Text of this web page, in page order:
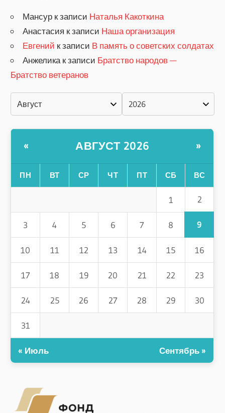
Мансур к записи Наталья Какоткина
Анастасия к записи Наша организация
Евгений к записи В память о советских солдатах
Анжелика к записи Братство народов —
Братство ветеранов
« АВГУСТ 2026 »
ПН ВТ СР ЧТ ПТ СБ ВС
1 2
3 4 5 6 7 8 9
10 11 12 13 14 15 16
17 18 19 20 21 22 23
24 25 26 27 28 29 30
31
« Июль Сентябрь »